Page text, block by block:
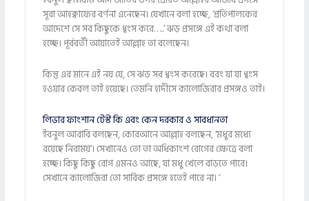
সূরা আহক্বাফের বর্ণনা এনেছেন। যেখানে বলা হচ্ছে, ‘প্রতিপালকের
আদেশে সে সব কিছুকে ধ্বংস করে…..’ ঝড় প্রসঙ্গে এই কথা বলা
হচ্ছে। পূর্ববর্তী আয়াতেই আল্লাহ তা বলেছেন।
কিন্তু এর মানে এই নয় যে, সে ঝড় সব ধ্বংস করেছে। বরং যা যা ধ্বংস
হওয়ার কেবল তাই হয়েছে। তেমনি হাদীসে কালোজিরার প্রসঙ্গও তাই।
লিভার ফাংশান টেস্ট কি এবং কেন দরকার ও সাবধানতা
ইবনুল আরাবি বলছেন, কোরআনে আল্লাহ বলছেন, ‘মধুর মধ্যে
রয়েছে নিরাময়’। সেখানেও তো তা অধিকাংশ রোগের ক্ষেত্রে বলা
হচ্ছে। কিছু কিছু রোগ এমনও আছে, যা মধু খেলে বাড়তে পারে।
সেখানে কালোজিরা তো সার্বিক প্রসঙ্গে হতেই পারে না। ‘